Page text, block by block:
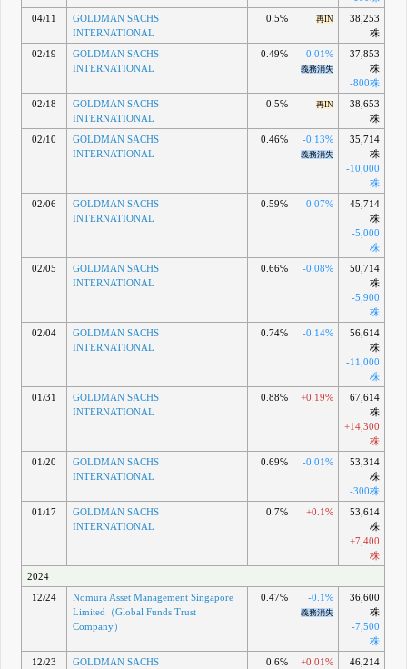
04/11
GOLDMAN SACHS
INTERNATIONAL
0.5% 再IN
38,253
株
02/19
GOLDMAN SACHS
INTERNATIONAL
0.49% -0.01%
義務消失
37,853
株
-800株
02/18
GOLDMAN SACHS
INTERNATIONAL
0.5% 再IN
38,653
株
02/10
GOLDMAN SACHS
INTERNATIONAL
0.46% -0.13%
義務消失
35,714
株
-10,000
株
02/06
GOLDMAN SACHS
INTERNATIONAL
0.59% -0.07%
45,714
株
-5,000
株
02/05
GOLDMAN SACHS
INTERNATIONAL
0.66% -0.08%
50,714
株
-5,900
株
02/04
GOLDMAN SACHS
INTERNATIONAL
0.74% -0.14%
56,614
株
-11,000
株
01/31
GOLDMAN SACHS
INTERNATIONAL
0.88% +0.19%
67,614
株
+14,300
株
01/20
GOLDMAN SACHS
INTERNATIONAL
0.69% -0.01%
53,314
株
-300株
01/17
GOLDMAN SACHS
INTERNATIONAL
0.7% +0.1%
53,614
株
+7,400
株
2024
12/24
Nomura Asset Management Singapore
Limited（Global Funds Trust
Company）
0.47% -0.1%
義務消失
36,600
株
-7,500
株
12/23
GOLDMAN SACHS
0.6% +0.01%
46,214